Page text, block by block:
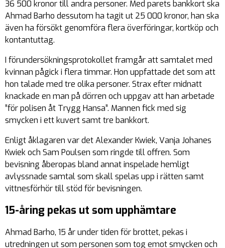
36 500 kronor till andra personer. Med parets bankkort ska
Ahmad Barho dessutom ha tagit ut 25 000 kronor, han ska
även ha försökt genomföra flera överföringar, kortköp och
kontantuttag.
I förundersökningsprotokollet framgår att samtalet med
kvinnan pågick i flera timmar. Hon uppfattade det som att
hon talade med tre olika personer. Strax efter midnatt
knackade en man på dörren och uppgav att han arbetade
”för polisen åt Trygg Hansa”. Mannen fick med sig
smycken i ett kuvert samt tre bankkort.
Enligt åklagaren var det Alexander Kwiek, Vanja Johanes
Kwiek och Sam Poulsen som ringde till offren. Som
bevisning åberopas bland annat inspelade hemligt
avlyssnade samtal som skall spelas upp i rätten samt
vittnesförhör till stöd för bevisningen.
15-åring pekas ut som upphämtare
Ahmad Barho, 15 år under tiden för brottet, pekas i
utredningen ut som personen som tog emot smycken och